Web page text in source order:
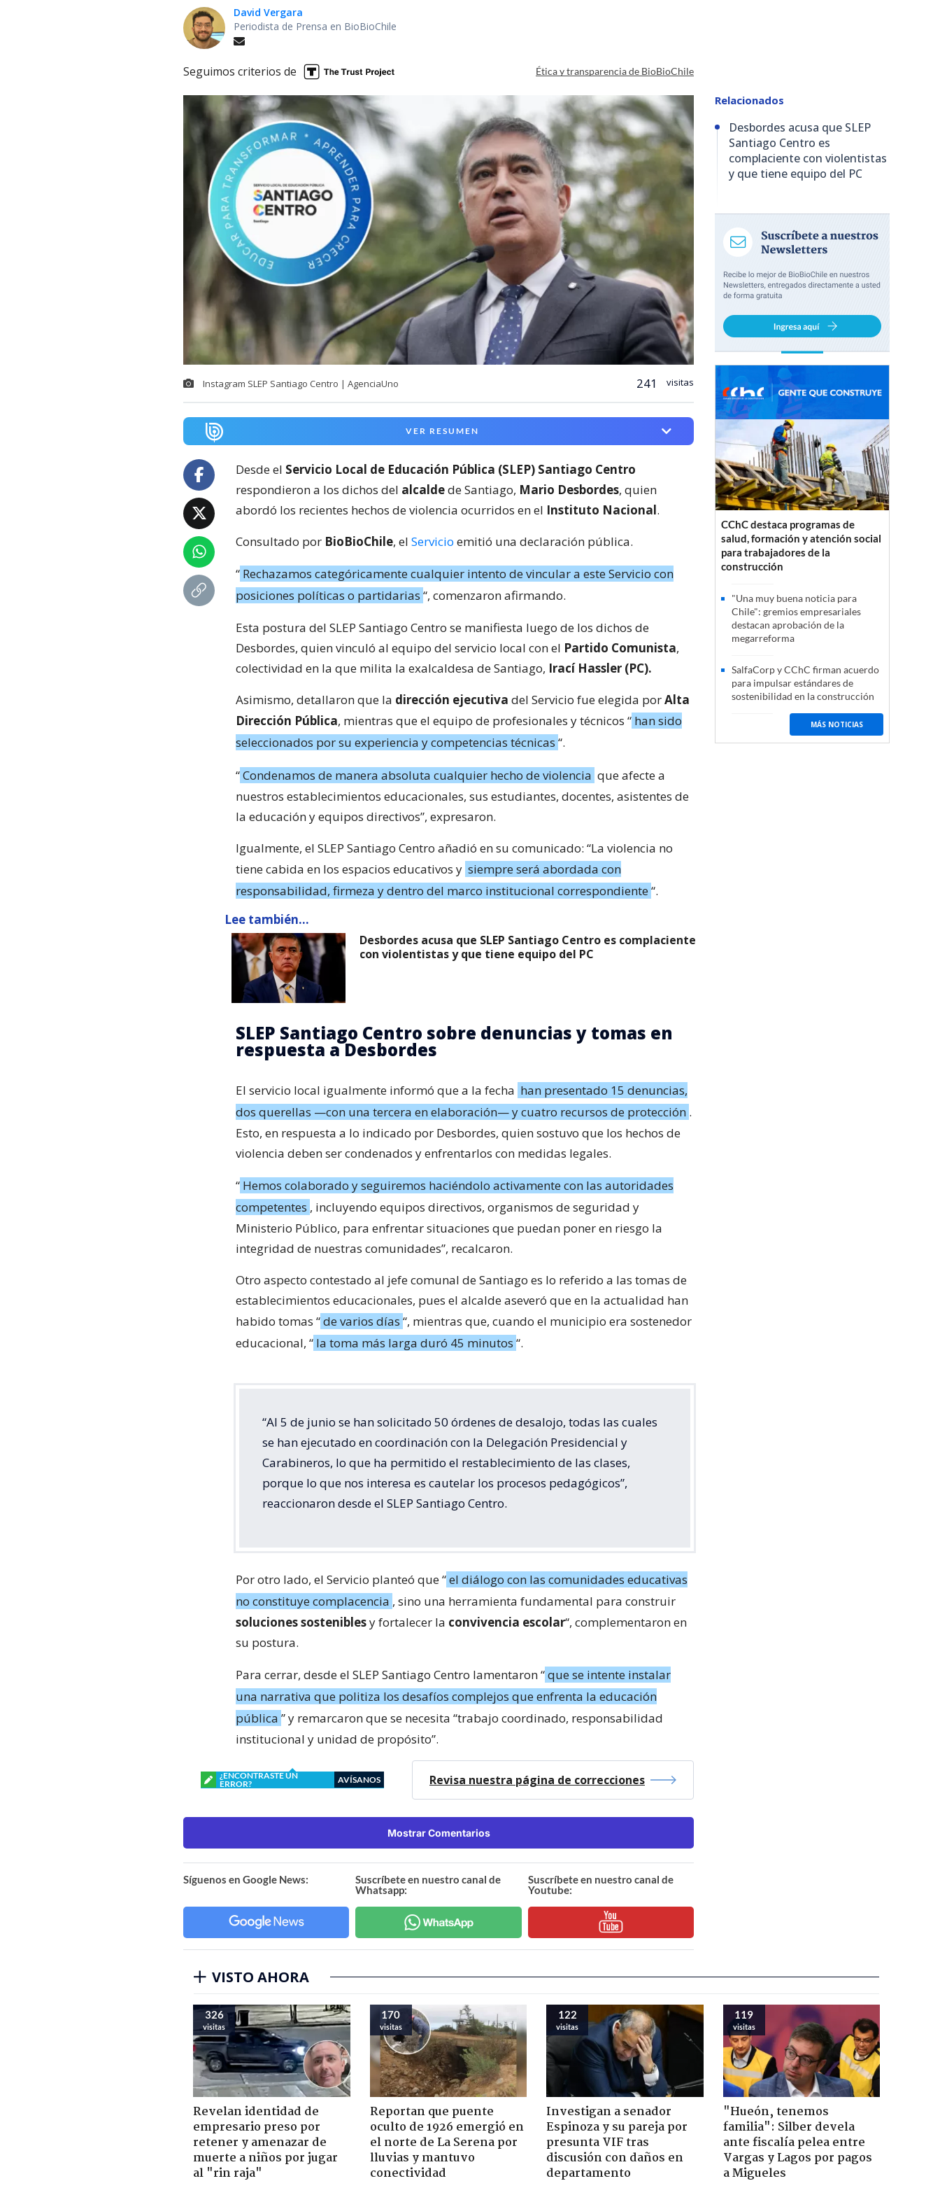
David Vergara
Periodista de Prensa en BioBioChile
Seguimos criterios de Ética y transparencia de BioBioChile
Instagram SLEP Santiago Centro | AgenciaUno 241 visitas
VER RESUMEN
Desde el Servicio Local de Educación Pública (SLEP) Santiago Centro
respondieron a los dichos del alcaldede Santiago, Mario Desbordes, quien
abordó los recientes hechos de violencia ocurridos en el Instituto Nacional.
Consultado por BioBioChile, el Servicio emitió una declaración pública.
“ Rechazamos categóricamente cualquier intento de vincular a este Servicio con
posiciones políticas o partidarias “, comenzaron afirmando.
Esta postura del SLEP Santiago Centro se manifiesta luego de los dichos de
Desbordes, quien vinculó al equipo del servicio local con el Partido Comunista,
colectividad en la que milita la exalcaldesa de Santiago, Irací Hassler (PC).
Asimismo, detallaron que la dirección ejecutiva del Servicio fue elegida porAlta
Dirección Pública, mientras que el equipo de profesionales y técnicos “ han sido
seleccionados por su experiencia y competencias técnicas “.
“Condenamos de manera absoluta cualquier hecho de violencia que afecte a
nuestros establecimientos educacionales, sus estudiantes, docentes, asistentes de
la educación y equipos directivos”, expresaron.
Igualmente, el SLEP Santiago Centro añadió en su comunicado: “La violencia no
tiene cabida en los espacios educativos y siempre será abordada con
responsabilidad, firmeza y dentro del marco institucional correspondiente“.
Lee también...
Desbordes acusa que SLEP Santiago Centro es complaciente
con violentistas y que tiene equipo del PC
SLEP Santiago Centro sobre denuncias y tomas en
respuesta a Desbordes
El servicio local igualmente informó que a la fecha han presentado 15 denuncias,
dos querellas —con una tercera en elaboración— y cuatro recursos de protección .
Esto, en respuesta a lo indicado por Desbordes, quien sostuvo que los hechos de
violencia deben ser condenados y enfrentarlos con medidas legales.
“ Hemos colaborado y seguiremos haciéndolo activamente con las autoridades
competentes , incluyendo equipos directivos, organismos de seguridad y
Ministerio Público, para enfrentar situaciones que puedan poner en riesgo la
integridad de nuestras comunidades”, recalcaron.
Otro aspecto contestado al jefe comunal de Santiago es lo referido a las tomas de
establecimientos educacionales, pues el alcalde aseveró que en la actualidad han
habido tomas “de varios días “, mientras que, cuando el municipio era sostenedor
educacional, “ la toma más larga duró 45 minutos “.
“Al 5 de junio se han solicitado 50 órdenes de desalojo, todas las cuales
se han ejecutado en coordinación con la Delegación Presidencial y
Carabineros, lo que ha permitido el restablecimiento de las clases,
porque lo que nos interesa es cautelar los procesos pedagógicos”,
reaccionaron desde el SLEP Santiago Centro.
Por otro lado, el Servicio planteó que “el diálogo con las comunidades educativas
no constituye complacencia , sino una herramienta fundamental para construir
soluciones sosteniblesy fortalecer la convivencia escolar“, complementaron en
su postura.
Para cerrar, desde el SLEP Santiago Centro lamentaron “que se intente instalar
una narrativa que politiza los desafíos complejos que enfrenta la educación
pública ” y remarcaron que se necesita “trabajo coordinado, responsabilidad
institucional y unidad de propósito”.
¿ENCONTRASTE UN
ERROR?
AVÍSANOS Revisa nuestra página de correcciones
Mostrar Comentarios
Síguenos en Google News:
Suscríbete en nuestro canal de
Whatsapp:
Suscríbete en nuestro canal de
Youtube:
Relacionados
Desbordes acusa que SLEP
Santiago Centro es
complaciente con violentistas
y que tiene equipo del PC
CChC destaca programas de
salud, formación y atención social
para trabajadores de la
construcción
"Una muy buena noticia para
Chile": gremios empresariales
destacan aprobación de la
megarreforma
SalfaCorp y CChC firman acuerdo
para impulsar estándares de
sostenibilidad en la construcción
MÁS NOTICIAS
VISTO AHORA
326
visitas
Revelan identidad de
empresario preso por
retener y amenazar de
muerte a niños por jugar
al "rin raja"
170
visitas
Reportan que puente
oculto de 1926 emergió en
el norte de La Serena por
lluvias y mantuvo
conectividad
122
visitas
Investigan a senador
Espinoza y su pareja por
presunta VIF tras
discusión con daños en
departamento
119
visitas
"Hueón, tenemos
familia": Silber devela
ante fiscalía pelea entre
Vargas y Lagos por pagos
a Migueles